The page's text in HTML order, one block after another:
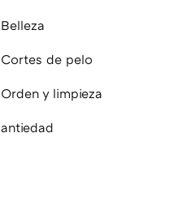
Belleza
Cortes de pelo
Orden y limpieza
antiedad